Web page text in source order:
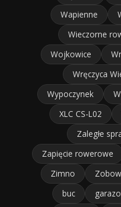
Wapienne
Wieczorne
Wojkowice
Wręczyca
Wypoczynek
XLC CS-L02
Zaległe
Zapięcie rowerowe
Zimno
buc